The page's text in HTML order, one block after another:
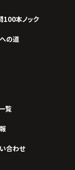
100本ノック
の道
覧
合わせ